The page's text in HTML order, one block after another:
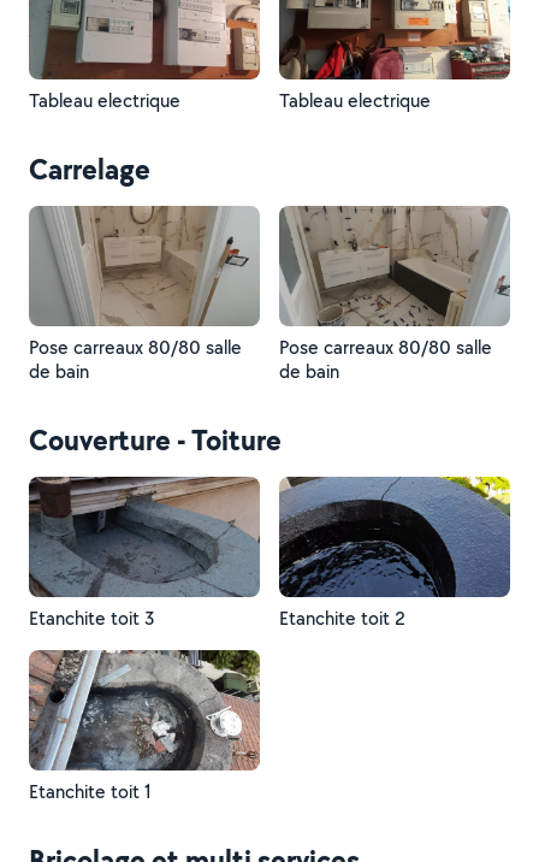
Tableau electrique Tableau electrique
Carrelage
Pose carreaux 80/80 salle
de bain
Pose carreaux 80/80 salle
de bain
Couverture - Toiture
Etanchite toit 3 Etanchite toit 2
Etanchite toit 1